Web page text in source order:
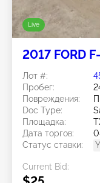
Live
2017 FORD
Лот #:
Пробег:
Повреждения:
Doc Type:
Площадка:
Дата торгов:
Статус ставки:
Current Bid: